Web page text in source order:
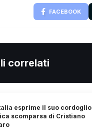
FACEBOOK
correlati
esprime il suo cordoglio
scomparsa di Cristiano